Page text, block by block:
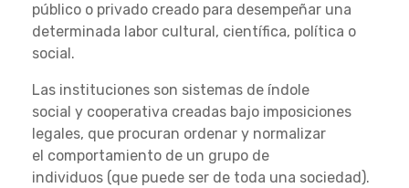
público o privado creado para desempeñar una
determinada labor cultural, científica, política o
social.
Las instituciones son sistemas de índole
social y cooperativa creadas bajo imposiciones
legales, que procuran ordenar y normalizar
el comportamiento de un grupo de
individuos (que puede ser de toda una sociedad).